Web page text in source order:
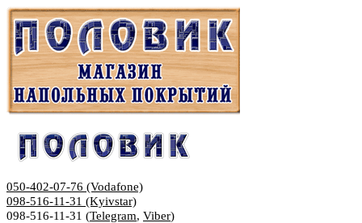
050-402-07-76 (Vodafone)
098-516-11-31 (Kyivstar)
098-516-11-31 (Telegram, Viber)